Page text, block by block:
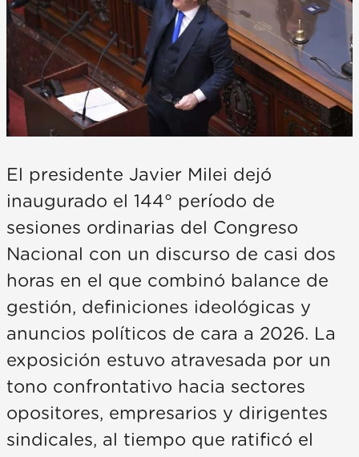
El presidente Javier Milei dejó
inaugurado el 144° período de
sesiones ordinarias del Congreso
Nacional con un discurso de casi dos
horas en el que combinó balance de
gestión, definiciones ideológicas y
anuncios políticos de cara a 2026. La
exposición estuvo atravesada por un
tono confrontativo hacia sectores
opositores, empresarios y dirigentes
sindicales, al tiempo que ratificó el